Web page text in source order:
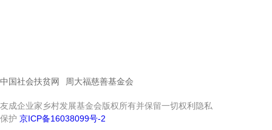
中国社会扶贫网 周大福慈善基金会
友成企业家乡村发展基金会版权所有并保留一切权利隐私
保护 京ICP备16038099号-2